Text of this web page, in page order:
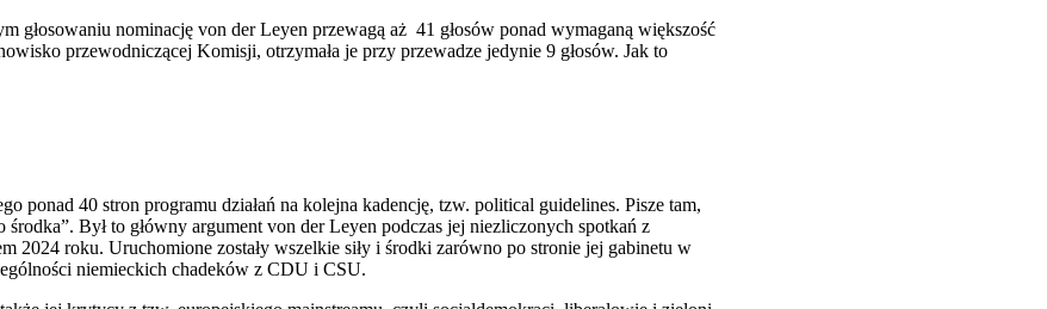
głosowaniu nominację von der Leyen przewagą aż 41 głosów ponad wymaganą większość
przewodniczącej Komisji, otrzymała je przy przewadze jedynie 9 głosów. Jak to
ponad 40 stron programu działań na kolejna kadencję, tzw. political guidelines. Pisze tam,
Był to główny argument von der Leyen podczas jej niezliczonych spotkań z
2024 roku. Uruchomione zostały wszelkie siły i środki zarówno po stronie jej gabinetu w
niemieckich chadeków z CDU i CSU.